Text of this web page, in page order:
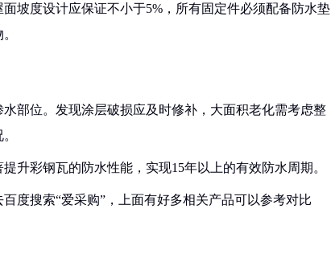
坡度设计应保证不小于5%，所有固定件必须配备防水垫
部位。发现涂层破损应及时修补，大面积老化需考虑整
升彩钢瓦的防水性能，实现15年以上的有效防水周期。
度搜索“爱采购”，上面有好多相关产品可以参考对比